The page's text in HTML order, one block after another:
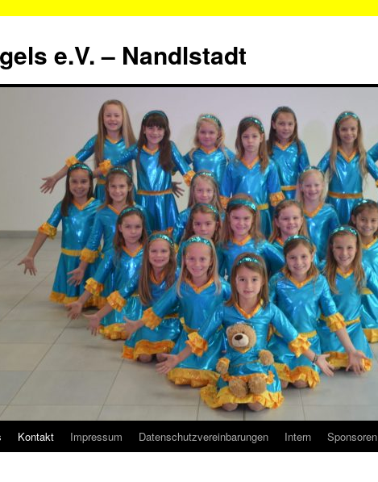
e.V. – Nandlstadt
Kontakt Impressum Datenschutzvereinbarungen Intern Sponsoren